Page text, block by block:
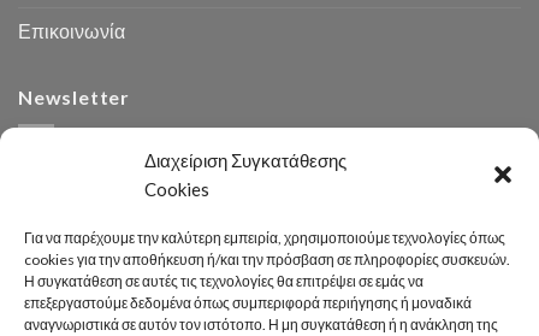
Διαχείριση Συγκατάθεσης
Cookies
Για να παρέχουμε την καλύτερη εμπειρία, χρησιμοποιούμε τεχνολογίες όπως
cookies για την αποθήκευση ή/και την πρόσβαση σε πληροφορίες συσκευών.
Η συγκατάθεση σε αυτές τις τεχνολογίες θα επιτρέψει σε εμάς να
επεξεργαστούμε δεδομένα όπως συμπεριφορά περιήγησης ή μοναδικά
αναγνωριστικά σε αυτόν τον ιστότοπο. Η μη συγκατάθεση ή η ανάκληση της
Επικοινωνία
Newsletter
Αναζήτηση